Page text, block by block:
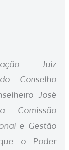
– Juiz
Conselho
José
Comissão
e Gestão
o Poder